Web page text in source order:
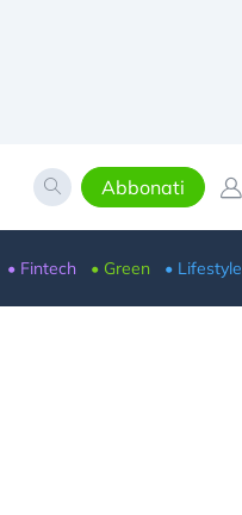
Abbonati
• Fintech • Green • Lifestyle